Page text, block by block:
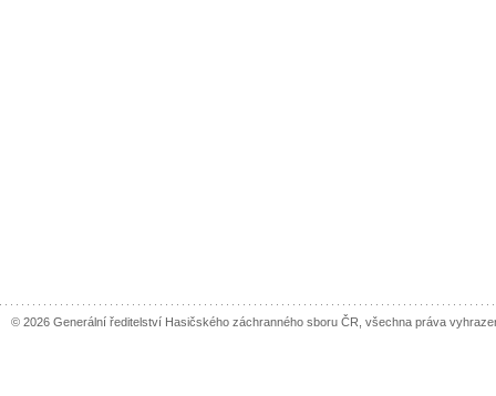
© 2026 Generální ředitelství Hasičského záchranného sboru ČR, všechna práva